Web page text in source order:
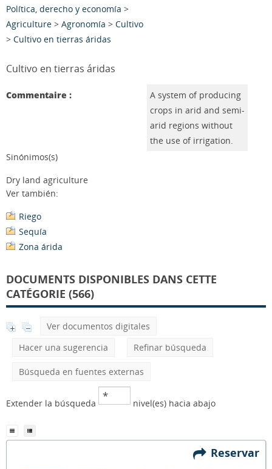
Política, derecho y economía >
Agriculture > Agronomía > Cultivo
> Cultivo en tierras áridas
Cultivo en tierras áridas
Commentaire :
A system of producing
crops in arid and semi-
arid regions without
the use of irrigation.
Sinónimos(s)
Dry land agriculture
Ver también:
Riego
Sequía
Zona árida
DOCUMENTS DISPONIBLES DANS CETTE
CATÉGORIE (566)
Ver documentos digitales
Hacer una sugerencia
Refinar búsqueda
Búsqueda en fuentes externas
Extender la búsqueda nivel(es) hacia abajo
Reservar